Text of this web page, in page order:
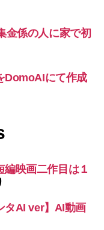
金係の人に家で初
DomoAIにて作成
編映画二作目は１
タAI ver】AI動画